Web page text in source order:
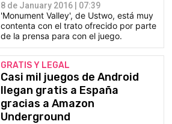
8 de January 2016 | 07:39
'Monument Valley', de Ustwo, está muy
contenta con el trato ofrecido por parte
de la prensa para con el juego.
GRATIS Y LEGAL
Casi mil juegos de Android
llegan gratis a España
gracias a Amazon
Underground